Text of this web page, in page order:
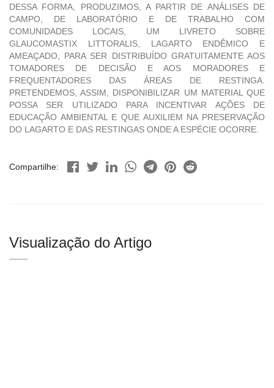
DESSA FORMA, PRODUZIMOS, A PARTIR DE ANÁLISES DE
CAMPO, DE LABORATÓRIO E DE TRABALHO COM
COMUNIDADES LOCAIS, UM LIVRETO SOBRE
GLAUCOMASTIX LITTORALIS, LAGARTO ENDÊMICO E
AMEAÇADO, PARA SER DISTRIBUÍDO GRATUITAMENTE AOS
TOMADORES DE DECISÃO E AOS MORADORES E
FREQUENTADORES DAS ÁREAS DE RESTINGA.
PRETENDEMOS, ASSIM, DISPONIBILIZAR UM MATERIAL QUE
POSSA SER UTILIZADO PARA INCENTIVAR AÇÕES DE
EDUCAÇÃO AMBIENTAL E QUE AUXILIEM NA PRESERVAÇÃO
DO LAGARTO E DAS RESTINGAS ONDE A ESPÉCIE OCORRE.
Compartilhe:
Visualização do Artigo